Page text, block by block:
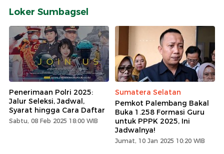
Loker Sumbagsel
Penerimaan Polri 2025:
Jalur Seleksi, Jadwal,
Syarat hingga Cara Daftar
Sabtu, 08 Feb 2025 18:00 WIB
Sumatera Selatan
Pemkot Palembang Bakal
Buka 1.258 Formasi Guru
untuk PPPK 2025, Ini
Jadwalnya!
Jumat, 10 Jan 2025 10:20 WIB